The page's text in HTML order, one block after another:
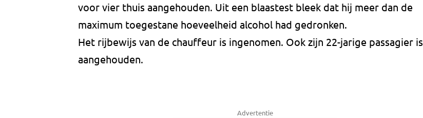
voor vier thuis aangehouden. Uit een blaastest bleek dat hij meer dan de
maximum toegestane hoeveelheid alcohol had gedronken.
Het rijbewijs van de chauffeur is ingenomen. Ook zijn 22-jarige passagier is
aangehouden.
Advertentie